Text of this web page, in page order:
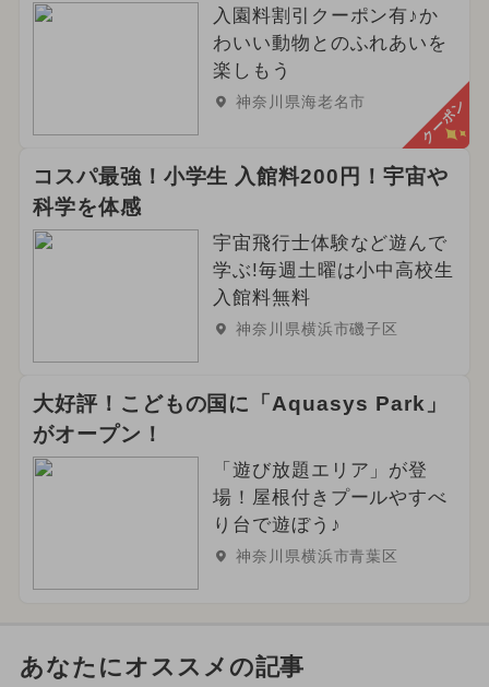
入園料割引クーポン有♪か
わいい動物とのふれあいを
楽しもう
神奈川県海老名市 クーポン
コスパ最強！小学生 入館料200円！宇宙や
科学を体感
宇宙飛行士体験など遊んで
学ぶ!毎週土曜は小中高校生
入館料無料
神奈川県横浜市磯子区
大好評！こどもの国に「Aquasys Park」
がオープン！
「遊び放題エリア」が登
場！屋根付きプールやすべ
り台で遊ぼう♪
神奈川県横浜市青葉区
あなたにオススメの記事